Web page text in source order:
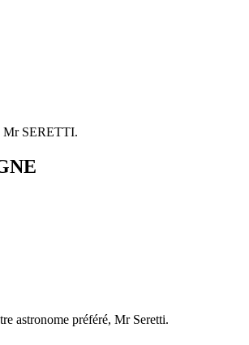
Mr SERETTI.
astronome préféré, Mr Seretti.